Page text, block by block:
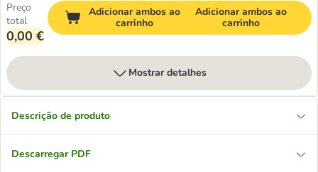
Preço
total
0,00 €
Adicionar ambos ao
carrinho
Adicionar ambos ao
carrinho
Mostrar detalhes
Descrição de produto
Descarregar PDF